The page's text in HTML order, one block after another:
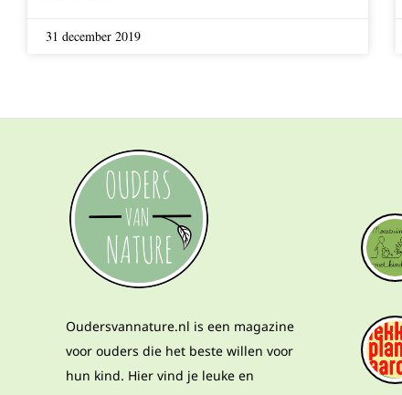
31 december 2019
Oudersvannature.nl is een magazine
voor ouders die het beste willen voor
hun kind. Hier vind je leuke en